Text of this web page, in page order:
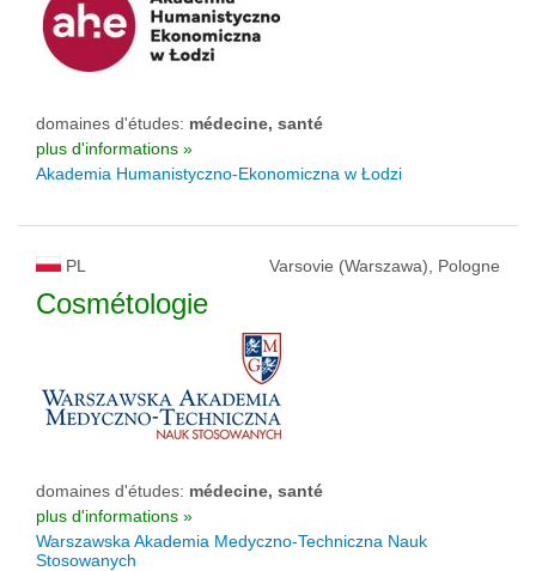
domaines d'études: médecine, santé
plus d'informations »
Akademia Humanistyczno-Ekonomiczna w Łodzi
PL Varsovie (Warszawa), Pologne
Cosmétologie
domaines d'études: médecine, santé
plus d'informations »
Warszawska Akademia Medyczno-Techniczna Nauk
Stosowanych